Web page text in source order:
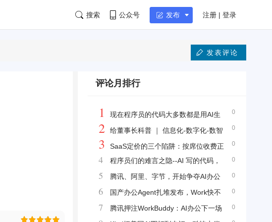
搜索 公众号 发布 注册 | 登录
发表评论
评论月排行
0
1
现在程序员的代码大多数都是用AI生
成的，后面会成为屎山代码看不懂吗？
0
2
给董事长科普 ｜ 信息化-数字化-数智
化三阶段是谬论
0
3
SaaS定价的三个陷阱：按席位收费正
在杀死增长
0
4
程序员们的难言之隐--AI 写的代码，
三次迭代后谁敢改？
0
5
腾讯、阿里、字节，开始争夺AI办公
的第一入口
0
6
国产办公Agent扎堆发布，Work快不
够用了
0
7
腾讯押注WorkBuddy：AI办公下一场